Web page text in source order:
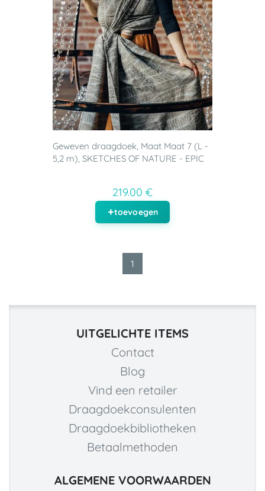
Geweven draagdoek, Maat Maat 7 (L -
5,2 m), SKETCHES OF NATURE - EPIC
219.00 €
toevoegen
1
UITGELICHTE ITEMS
Contact
Blog
Vind een retailer
Draagdoekconsulenten
Draagdoekbibliotheken
Betaalmethoden
ALGEMENE VOORWAARDEN